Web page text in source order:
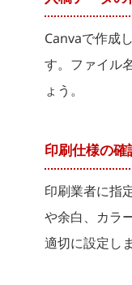
Canvaで作成
す。ファイル
ょう。
印刷仕様の確
印刷業者に指
や余白、カラ
適切に設定し